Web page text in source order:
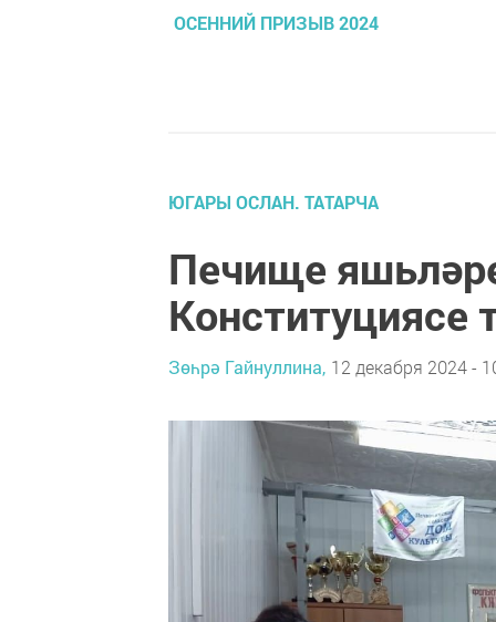
ОСЕННИЙ ПРИЗЫВ 2024
ЮГАРЫ ОСЛАН. ТАТАРЧА
Печище
Конституциясе
Зөһрә Гайнуллина, 12 декабря 2024 -